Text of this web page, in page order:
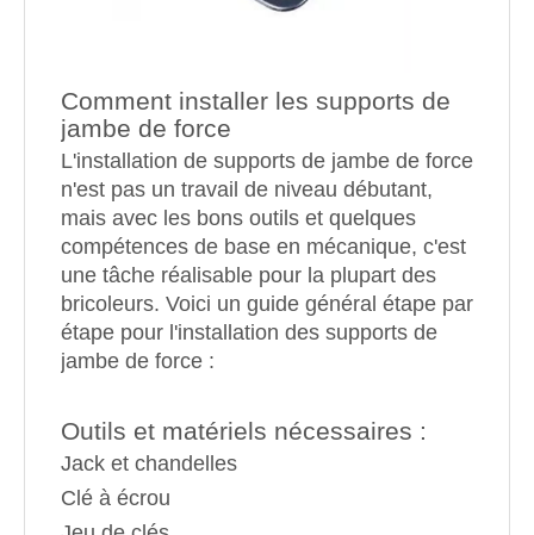
Comment installer les supports de
jambe de force
L'installation de supports de jambe de force
n'est pas un travail de niveau débutant,
mais avec les bons outils et quelques
compétences de base en mécanique, c'est
une tâche réalisable pour la plupart des
bricoleurs. Voici un guide général étape par
étape pour l'installation des supports de
jambe de force :
Outils et matériels nécessaires :
Jack et chandelles
Clé à écrou